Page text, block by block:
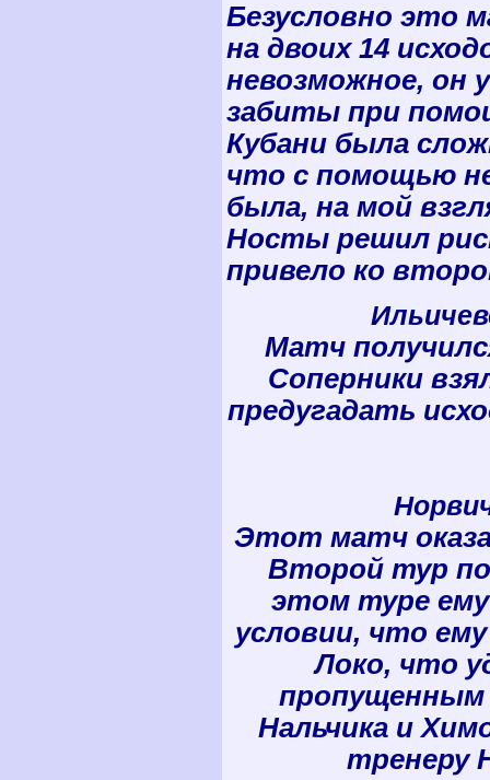
Безусловно это
на двоих 14
невозможное, он
забиты при
Кубани была
что с помощью
была, на мой
Носты решил
привело ко
Матч
Соперники
предугадать
Этот матч
Второй тур
этом туре ему
условии, что
Локо, что
пропущенным
Нальчика и
тренеру